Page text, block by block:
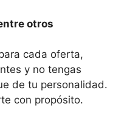
otros
cada oferta,
y no tengas
de tu personalidad.
con propósito.